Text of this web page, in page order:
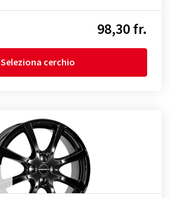
98,30 fr.
Seleziona cerchio